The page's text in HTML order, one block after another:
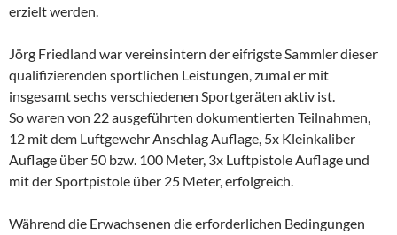
erzielt werden.
Jörg Friedland war vereinsintern der eifrigste Sammler dieser
qualifizierenden sportlichen Leistungen, zumal er mit
insgesamt sechs verschiedenen Sportgeräten aktiv ist.
So waren von 22 ausgeführten dokumentierten Teilnahmen,
12 mit dem Luftgewehr Anschlag Auflage, 5x Kleinkaliber
Auflage über 50 bzw. 100 Meter, 3x Luftpistole Auflage und
mit der Sportpistole über 25 Meter, erfolgreich.
Während die Erwachsenen die erforderlichen Bedingungen